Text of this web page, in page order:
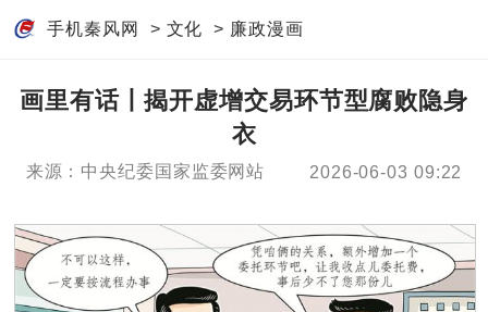
手机秦风网 > 文化 > 廉政漫画
画里有话丨揭开虚增交易环节型腐败隐身
衣
来源：中央纪委国家监委网站 2026-06-03 09:22